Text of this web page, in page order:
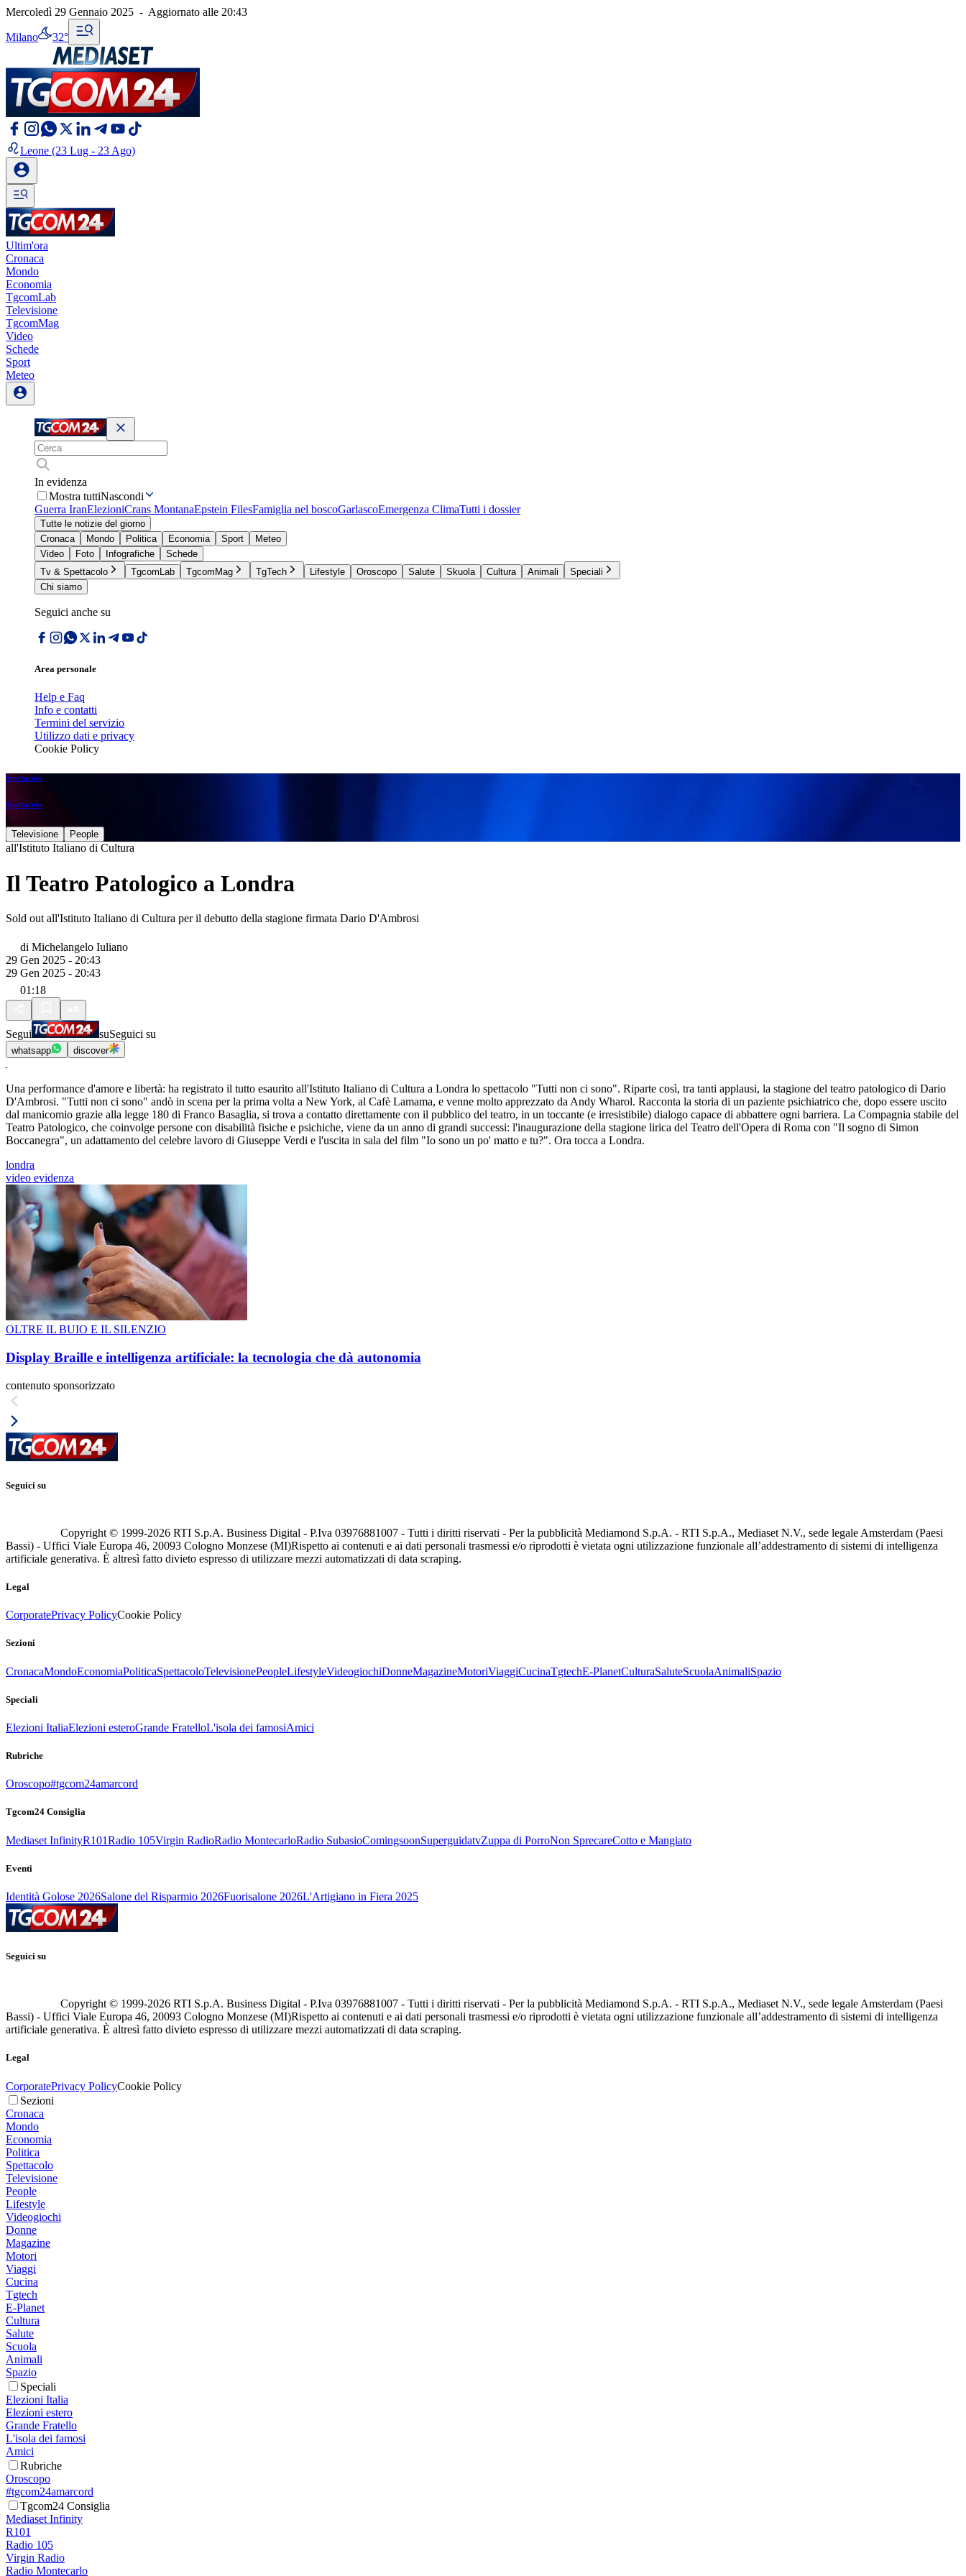
Mercoledì 29 Gennaio 2025 - Aggiornato alle 20:43
Milano 32°
Leone (23 Lug - 23 Ago)
Ultim'ora
Cronaca
Mondo
Economia
TgcomLab
Televisione
TgcomMag
Video
Schede
Sport
Meteo
In evidenza
Mostra tuttiNascondi
Guerra IranElezioniCrans MontanaEpstein FilesFamiglia nel boscoGarlascoEmergenza ClimaTutti i dossier
Tutte le notizie del giorno
Cronaca
Mondo Politica Economia Sport
Meteo
Video
Foto Infografiche
Schede
Tv & Spettacolo
TgcomLab TgcomMag TgTech Lifestyle Oroscopo Salute Skuola Cultura Animali
Speciali
Chi siamo
Seguici anche su
Area personale
Help e Faq
Info e contatti
Termini del servizio
Utilizzo dati e privacy
Cookie Policy
Spettacolo
Spettacolo
Televisione People
all'Istituto Italiano di Cultura
Il Teatro Patologico a Londra
Sold out all'Istituto Italiano di Cultura per il debutto della stagione firmata Dario D'Ambrosi
di Michelangelo Iuliano
29 Gen 2025 - 20:43
29 Gen 2025 - 20:43
01:18
Segui suSeguici su
whatsapp discover
Una performance d'amore e libertà: ha registrato il tutto esaurito all'Istituto Italiano di Cultura a Londra lo spettacolo "Tutti non ci sono". Riparte così, tra tanti applausi, la stagione del teatro patologico di Dario
D'Ambrosi. "Tutti non ci sono" andò in scena per la prima volta a New York, al Cafè Lamama, e venne molto apprezzato da Andy Wharol. Racconta la storia di un paziente psichiatrico che, dopo essere uscito
dal manicomio grazie alla legge 180 di Franco Basaglia, si trova a contatto direttamente con il pubblico del teatro, in un toccante (e irresistibile) dialogo capace di abbattere ogni barriera. La Compagnia stabile del
Teatro Patologico, che coinvolge persone con disabilità fisiche e psichiche, viene da un anno di grandi successi: l'inaugurazione della stagione lirica del Teatro dell'Opera di Roma con "Il sogno di Simon
Boccanegra", un adattamento del celebre lavoro di Giuseppe Verdi e l'uscita in sala del film "Io sono un po' matto e tu?". Ora tocca a Londra.
londra
video evidenza
OLTRE IL BUIO E IL SILENZIO
Display Braille e intelligenza artificiale: la tecnologia che dà autonomia
contenuto sponsorizzato
Seguici su
Copyright © 1999-2026 RTI S.p.A. Business Digital - P.Iva 03976881007 - Tutti i diritti riservati - Per la pubblicità Mediamond S.p.A. - RTI S.p.A., Mediaset N.V., sede legale Amsterdam (Paesi
Bassi) - Uffici Viale Europa 46, 20093 Cologno Monzese (MI)Rispetto ai contenuti e ai dati personali trasmessi e/o riprodotti è vietata ogni utilizzazione funzionale all’addestramento di sistemi di intelligenza
artificiale generativa. È altresì fatto divieto espresso di utilizzare mezzi automatizzati di data scraping.
Legal
CorporatePrivacy PolicyCookie Policy
Sezioni
CronacaMondoEconomiaPoliticaSpettacoloTelevisionePeopleLifestyleVideogiochiDonneMagazineMotoriViaggiCucinaTgtechE-PlanetCulturaSaluteScuolaAnimaliSpazio
Speciali
Elezioni ItaliaElezioni esteroGrande FratelloL'isola dei famosiAmici
Rubriche
Oroscopo#tgcom24amarcord
Tgcom24 Consiglia
Mediaset InfinityR101Radio 105Virgin RadioRadio MontecarloRadio SubasioComingsoonSuperguidatvZuppa di PorroNon SprecareCotto e Mangiato
Eventi
Identità Golose 2026Salone del Risparmio 2026Fuorisalone 2026L'Artigiano in Fiera 2025
Seguici su
Copyright © 1999-2026 RTI S.p.A. Business Digital - P.Iva 03976881007 - Tutti i diritti riservati - Per la pubblicità Mediamond S.p.A. - RTI S.p.A., Mediaset N.V., sede legale Amsterdam (Paesi
Bassi) - Uffici Viale Europa 46, 20093 Cologno Monzese (MI)Rispetto ai contenuti e ai dati personali trasmessi e/o riprodotti è vietata ogni utilizzazione funzionale all’addestramento di sistemi di intelligenza
artificiale generativa. È altresì fatto divieto espresso di utilizzare mezzi automatizzati di data scraping.
Legal
CorporatePrivacy PolicyCookie Policy
Sezioni
Cronaca
Mondo
Economia
Politica
Spettacolo
Televisione
People
Lifestyle
Videogiochi
Donne
Magazine
Motori
Viaggi
Cucina
Tgtech
E-Planet
Cultura
Salute
Scuola
Animali
Spazio
Speciali
Elezioni Italia
Elezioni estero
Grande Fratello
L'isola dei famosi
Amici
Rubriche
Oroscopo
#tgcom24amarcord
Tgcom24 Consiglia
Mediaset Infinity
R101
Radio 105
Virgin Radio
Radio Montecarlo